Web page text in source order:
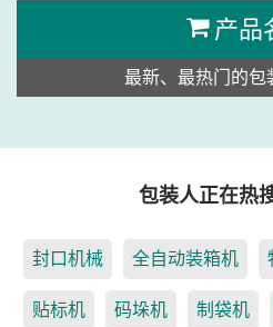
产品
最新、最热门的包
包装人正在热
封口机械 全自动装箱机
贴标机 码垛机 制袋机